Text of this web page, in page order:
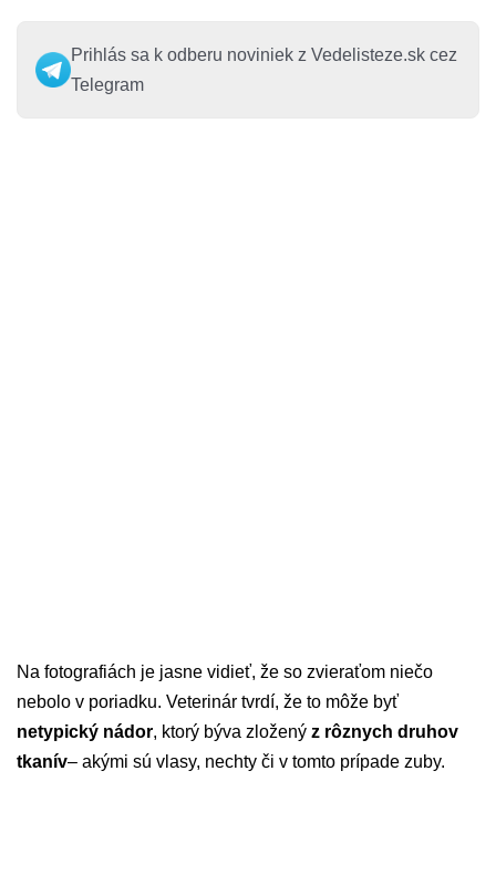
Prihlás sa k odberu noviniek z Vedelisteze.sk cez
Telegram
Na fotografiách je jasne vidieť, že so zvieraťom niečo
nebolo v poriadku. Veterinár tvrdí, že to môže byť
netypický nádor, ktorý býva zložený z rôznych druhov
tkanív– akými sú vlasy, nechty či v tomto prípade zuby.